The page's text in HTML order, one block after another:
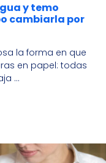
y temo
cambiarla por
la forma en que
en papel: todas
...